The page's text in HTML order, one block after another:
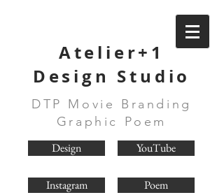
Atelier+1
Design Studio
DTP Movie Branding
Graphic Poem
Design YouTube
Instagram Poem